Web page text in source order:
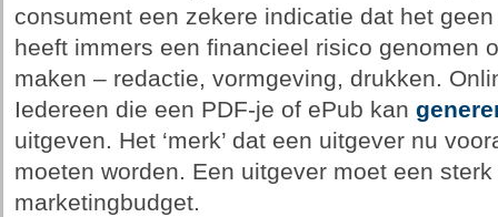
consument een zekere indicatie dat het
heeft immers een financieel risico genomen
maken – redactie, vormgeving, drukken.
Iedereen die een PDF-je of ePub kan
uitgeven. Het ‘merk’ dat een uitgever nu
moeten worden. Een uitgever moet een
marketingbudget.